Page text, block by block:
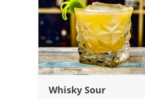
Whisky Sour